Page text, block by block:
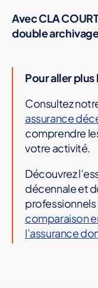
Avec CLA
double
Pour aller plus
Consultez
assurance
comprendre
votre activité.
Découvrez
décennale et
comparaison
l’assurance